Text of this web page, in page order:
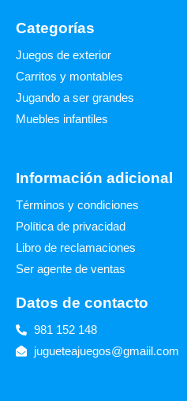
Categorías
Juegos de exterior
Carritos y montables
Jugando a ser grandes
Muebles infantiles
Información adicional
Términos y condiciones
Política de privacidad
Libro de reclamaciones
Ser agente de ventas
Datos de contacto
981 152 148
jugueteajuegos@gmaiil.com